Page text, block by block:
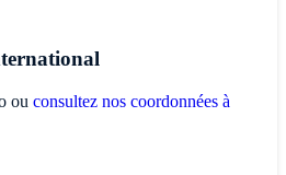
ou consultez nos coordonnées à